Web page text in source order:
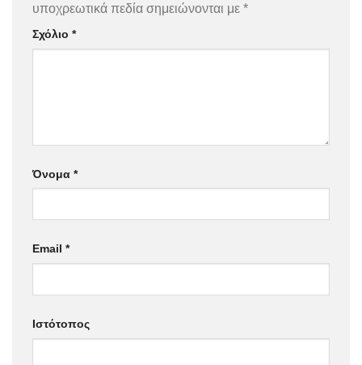
υποχρεωτικά πεδία σημειώνονται με *
Σχόλιο *
Όνομα *
Email *
Ιστότοπος